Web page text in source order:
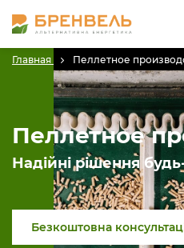
Главная Пеллетное
Пеллетное
Надійні рішення
Безкоштовна